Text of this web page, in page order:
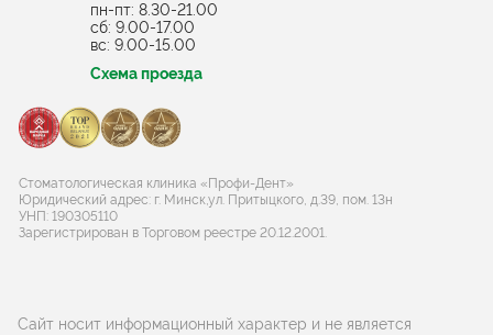
Стоматологическая клиника «Профи-Дент»
Юридический адрес: г. Минск,ул. Притыцкого, д.39, пом. 13н
УНП: 190305110
Зарегистрирован в Торговом реестре 20.12.2001.
пн-пт: 8.30-21.00
cб: 9.00-17.00
вс: 9.00-15.00
Схема проезда
Сайт носит информационный характер и не является